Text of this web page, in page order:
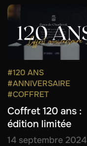
#120 ANS
#ANNIVERSAIRE
#COFFRET
Coffret 120 ans :
édition limitée
14 septembre 2024